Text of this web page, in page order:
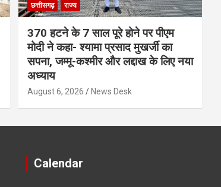
छत्तीसगढ़ राज्य
370 हटने के 7 साल पूरे होने पर पीएम
मोदी ने कहा- श्यामा प्रसाद मुखर्जी का
सपना, जम्मू-कश्मीर और लद्दाख के लिए नया
अध्याय
August 6, 2026 News Desk
Calendar